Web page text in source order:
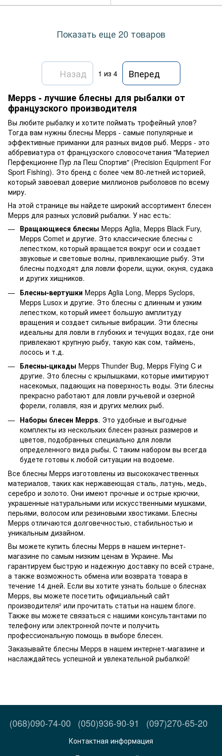
Показать еще 20 товаров
Назад 1 из 4
Вперед
Mepps - лучшие блесны для рыбалки от
французского производителя
Вы любите рыбалку и хотите поймать трофейный улов?
Тогда вам нужны блесны Mepps - самые популярные и
эффективные приманки для разных видов рыб. Mepps - это
аббревиатура от французского словосочетания "Материел
Перфекционне Пур ла Пеш Спортив" (Precision Equipment For
Sport Fishing). Это бренд с более чем 80-летней историей,
который завоевал доверие миллионов рыболовов по всему
миру.
На этой странице вы найдете широкий ассортимент блесен
Mepps для разных условий рыбалки. У нас есть:
Вращающиеся блесны Mepps Aglia, Mepps Black Fury,
Mepps Comet и другие. Это классические блесны с
лепестком, который вращается вокруг оси и создает
звуковые и световые волны, привлекающие рыбу. Эти
блесны подходят для ловли форели, щуки, окуня, судака
и других хищников.
Блесны-вертушки Mepps Aglia Long, Mepps Syclops,
Mepps Lusox и другие. Это блесны с длинным и узким
лепестком, который имеет большую амплитуду
вращения и создает сильные вибрации. Эти блесны
идеальны для ловли в глубоких и течущих водах, где они
привлекают крупную рыбу, такую как сом, таймень,
лосось и т.д.
Блесны-цикады Mepps Thunder Bug, Mepps Flying C и
другие. Это блесны с крылышками, которые имитируют
насекомых, падающих на поверхность воды. Эти блесны
прекрасно работают для ловли ручьевой и озерной
форели, голавля, язя и других мелких рыб.
Наборы блесен Mepps. Это удобные и выгодные
комплекты из нескольких блесен разных размеров и
цветов, подобранных специально для ловли
определенного вида рыбы. С таким набором вы всегда
будете готовы к любой ситуации на водоеме.
Все блесны Mepps изготовлены из высококачественных
материалов, таких как нержавеющая сталь, латунь, медь,
серебро и золото. Они имеют прочные и острые крючки,
украшенные натуральными или искусственными мушками,
перьями, волосом или резиновыми хвостиками. Блесны
Mepps отличаются долговечностью, стабильностью и
уникальным дизайном.
Вы можете купить блесны Mepps в нашем интернет-
магазине по самым низким ценам в Украине. Мы
гарантируем быструю и надежную доставку по всей стране,
а также возможность обмена или возврата товара в
течение 14 дней. Если вы хотите узнать больше о блеснах
Mepps, вы можете посетить официальный сайт
производителя² или прочитать статьи на нашем блоге.
Также вы можете связаться с нашими консультантами по
телефону или электронной почте и получить
профессиональную помощь в выборе блесен.
Заказывайте блесны Mepps в нашем интернет-магазине и
наслаждайтесь успешной и увлекательной рыбалкой!
(068)090-74-00 (050)936-90-91 (097)270-65-20
Контактная информация